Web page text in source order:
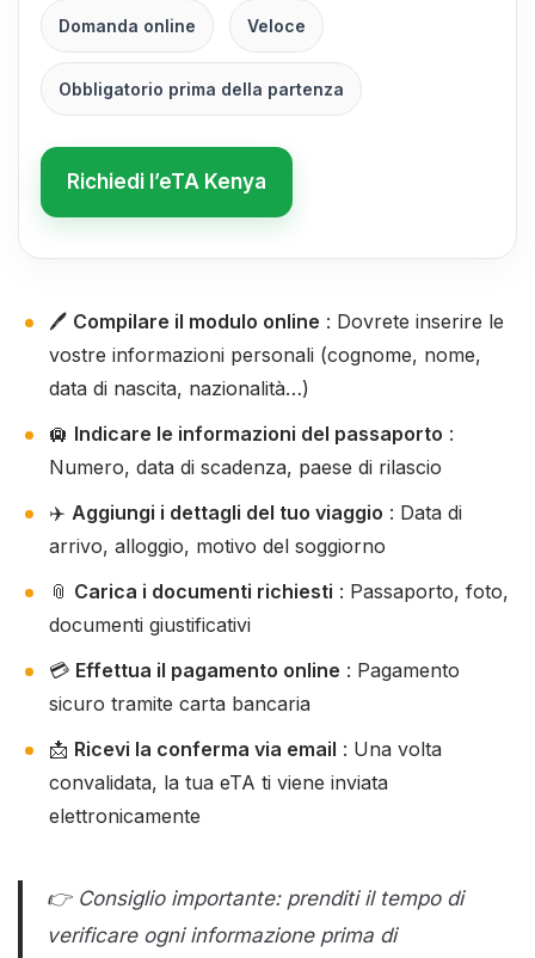
Domanda online Veloce
Obbligatorio prima della partenza
Richiedi l’eTA Kenya
🖊️ Compilare il modulo online : Dovrete inserire le
vostre informazioni personali (cognome, nome,
data di nascita, nazionalità…)
🛄 Indicare le informazioni del passaporto :
Numero, data di scadenza, paese di rilascio
✈️ Aggiungi i dettagli del tuo viaggio : Data di
arrivo, alloggio, motivo del soggiorno
📎 Carica i documenti richiesti : Passaporto, foto,
documenti giustificativi
💳 Effettua il pagamento online : Pagamento
sicuro tramite carta bancaria
📩 Ricevi la conferma via email : Una volta
convalidata, la tua eTA ti viene inviata
elettronicamente
👉 Consiglio importante: prenditi il tempo di
verificare ogni informazione prima di